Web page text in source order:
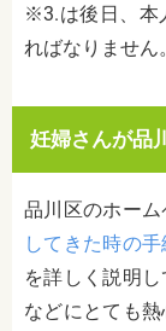
※3.は後日、本
ればなりません。
妊婦さんが品
品川区のホーム
してきた時の手
を詳しく説明
などにとても